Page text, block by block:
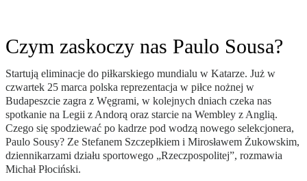
Czym zaskoczy nas Paulo Sousa?
Startują eliminacje do piłkarskiego mundialu w Katarze. Już w
czwartek 25 marca polska reprezentacja w piłce nożnej w
Budapeszcie zagra z Węgrami, w kolejnych dniach czeka nas
spotkanie na Legii z Andorą oraz starcie na Wembley z Anglią.
Czego się spodziewać po kadrze pod wodzą nowego selekcjonera,
Paulo Sousy? Ze Stefanem Szczepłkiem i Mirosławem Żukowskim,
dziennikarzami działu sportowego „Rzeczpospolitej”, rozmawia
Michał Płociński.